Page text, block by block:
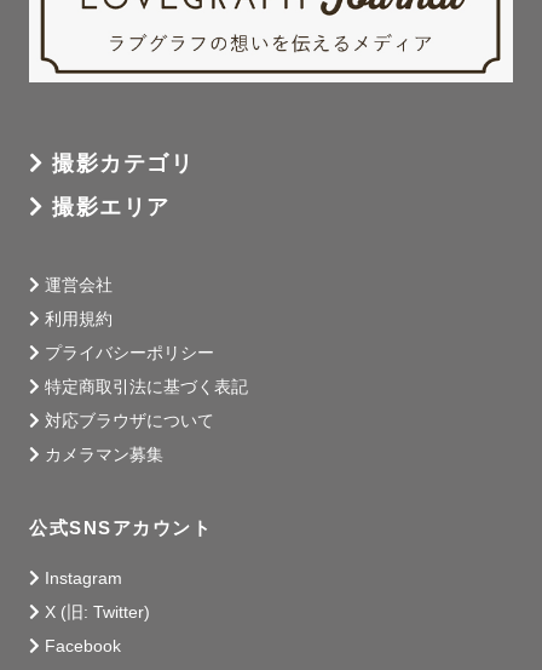
撮影カテゴリ
撮影エリア
運営会社
利用規約
プライバシーポリシー
特定商取引法に基づく表記
対応ブラウザについて
カメラマン募集
公式SNSアカウント
Instagram
X (旧: Twitter)
Facebook